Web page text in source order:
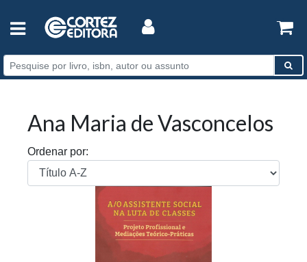
Ana Maria de Vasconcelos
Ordenar por: